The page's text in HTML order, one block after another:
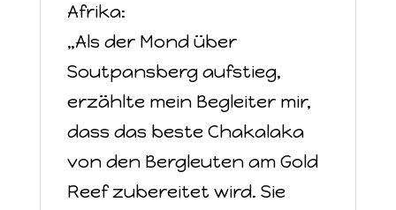
Afrika:
„Als der Mond über
Soutpansberg aufstieg,
erzählte mein Begleiter mir,
dass das beste Chakalaka
von den Bergleuten am Gold
Reef zubereitet wird. Sie